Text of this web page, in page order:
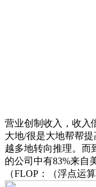
营业创制收入，收入
大地/很是大地帮帮
越多地转向推理。而
的公司中有83%来自
（FLOP：（浮点运